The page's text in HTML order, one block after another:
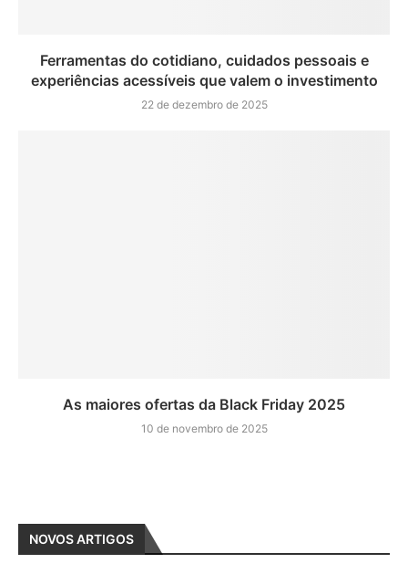
Ferramentas do cotidiano, cuidados pessoais e
experiências acessíveis que valem o investimento
22 de dezembro de 2025
As maiores ofertas da Black Friday 2025
10 de novembro de 2025
NOVOS ARTIGOS